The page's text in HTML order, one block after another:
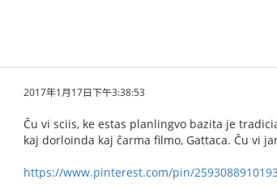
2017年1月17日下午3:38:53
Ĉu vi sciis, ke estas planlingvo bazita je
kaj dorloinda kaj ĉarma filmo, Gattaca. Ĉu vi
https://www.pinterest.com/pin/